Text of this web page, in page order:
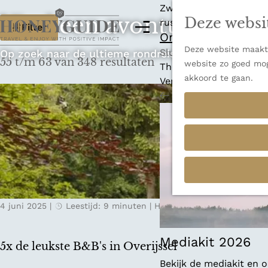
Deze
Deze website
website zo goed
akkoord te gaan.
G
a
a
a
r
d
e
h
o
m
e
a
g
M
e
n
u
Zwitserland is
rust en
Ontdek alle
Sluiten
Thema's
Verborgen parels
Terug Ons verhaal
Mediakit 2026
Bekijk de mediakit en
Vind een avontuur dat
Op zoek naar de ultieme rondreis, een stedentrip
W
a
t
z
o
e
k
j
e
Filter
55 t/m 63 van 348 resultaten
5x de leukste B&B's in Overijssel
4 juni 2025 | Leestijd: 9 minuten | Hannah-Grethe